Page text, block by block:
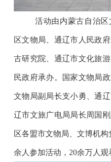
活动由内蒙古自治
区文物局、通辽市人民政
古研究院、通辽市文化旅
民政府承办。国家文物局
文物局副局长支小勇、通
辽市文旅广电局局长周国
区各盟市文物局、文博机
余人参加活动，20余万人观